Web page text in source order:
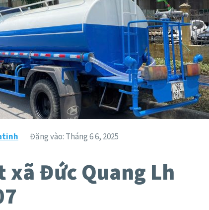
Đăng vào: Tháng 6 6, 2025
xã Đức Quang Lh